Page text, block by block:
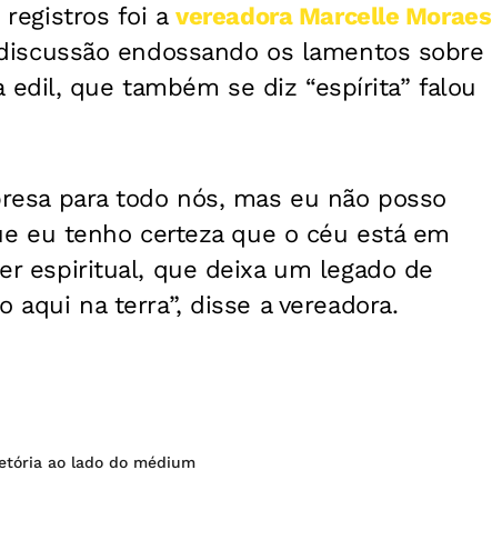
registros foi avereadora Marcelle Moraes
endossando os lamentos sobre
que também se diz “espírita” falou
para todo nós, mas eu não posso
eu tenho certeza que o céu está em
espiritual, que deixa um legado de
na terra”, disse a vereadora.
ao lado do médium